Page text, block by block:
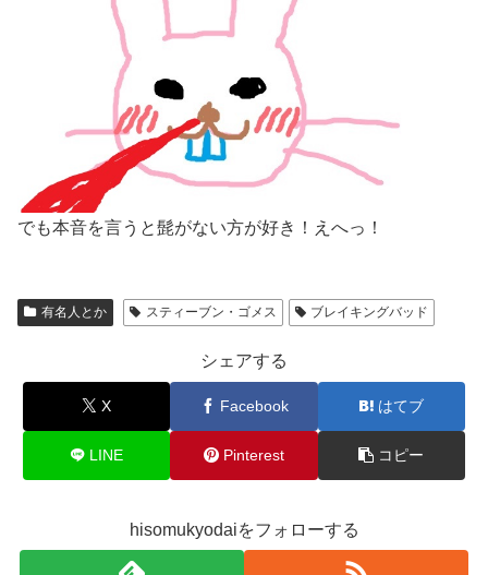
でも本音を言うと髭がない方が好き！えへっ！
有名人とか スティーブン・ゴメス ブレイキングバッド
シェアする
X Facebook はてブ
LINE Pinterest コピー
hisomukyodaiをフォローする